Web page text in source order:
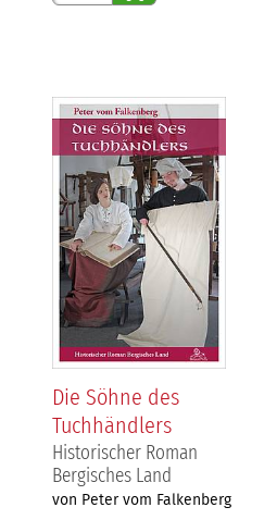
Die Söhne des
Tuchhändlers
Historischer Roman
Bergisches Land
von Peter vom Falkenberg